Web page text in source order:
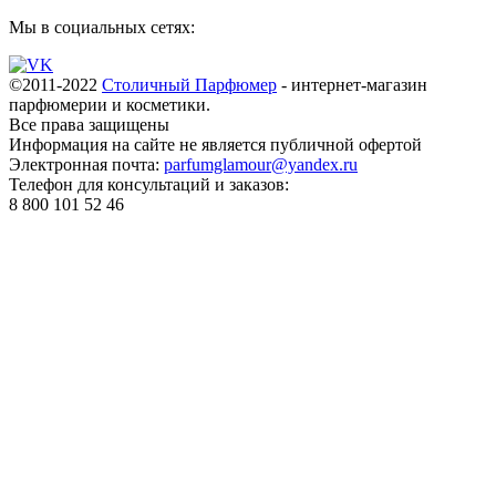
Мы в социальных сетях:
©2011-2022 Столичный Парфюмер - интернет-магазин
парфюмерии и косметики.
Все права защищены
Информация на сайте не является публичной офертой
Электронная почта: parfumglamour@yandex.ru
Телефон для консультаций и заказов:
8 800 101 52 46